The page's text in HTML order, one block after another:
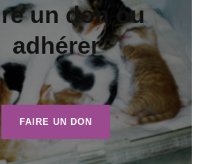
un don ou
adhérer
FAIRE UN DON